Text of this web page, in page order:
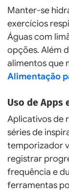
Manter-se
exercícios
Águas com
opções. Além
alimentos que
Alimentação
Uso de Apps
Aplicativos de
séries de
temporizador
registrar
frequência e
ferramentas